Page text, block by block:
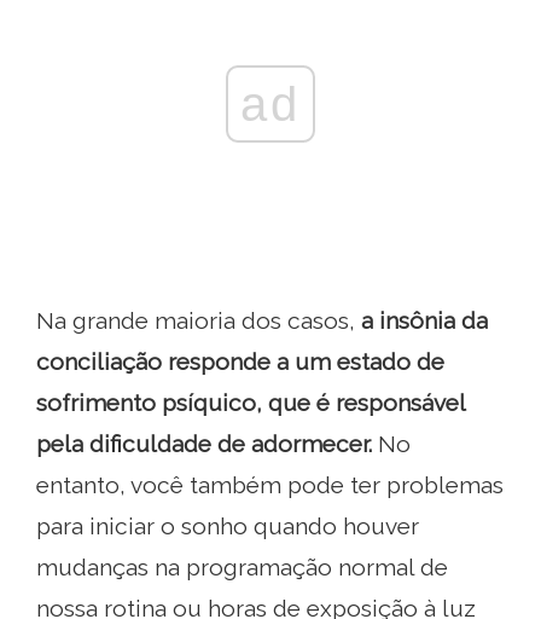
ad
Na grande maioria dos casos, a insônia da
conciliação responde a um estado de
sofrimento psíquico, que é responsável
pela dificuldade de adormecer. No
entanto, você também pode ter problemas
para iniciar o sonho quando houver
mudanças na programação normal de
nossa rotina ou horas de exposição à luz